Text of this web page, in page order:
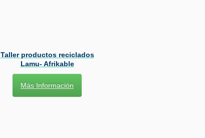
Taller productos reciclados
Lamu- Afrikable
Más Información